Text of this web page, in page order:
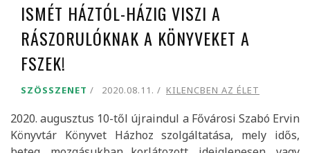
ISMÉT HÁZTÓL-HÁZIG VISZI A
RÁSZORULÓKNAK A KÖNYVEKET A
FSZEK!
SZÖSSZENET 2020.08.11. KILENCBEN AZ ÉLET
2020. augusztus 10-től újraindul a Fővárosi Szabó Ervin
Könyvtár Könyvet Házhoz szolgáltatása, mely idős,